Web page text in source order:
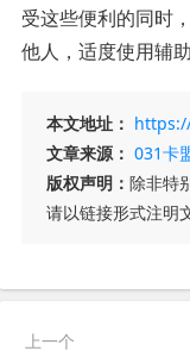
受这些便利的同时
他人，适度使用辅助
本文地址：
文章来源： 031卡
版权声明： 除非特
请以链接形式注明
上一个